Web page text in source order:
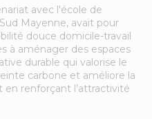
avec l'école de
Mayenne, avait pour
douce domicile-travail
à aménager des espaces
durable qui valorise le
carbone et améliore la
en renforçant l’attractivité